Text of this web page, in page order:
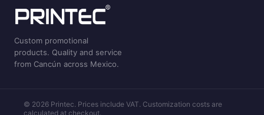
Custom promotional
products. Quality and service
from Cancún across Mexico.
© 2026 Printec. Prices include VAT. Customization costs are
calculated at checkout.